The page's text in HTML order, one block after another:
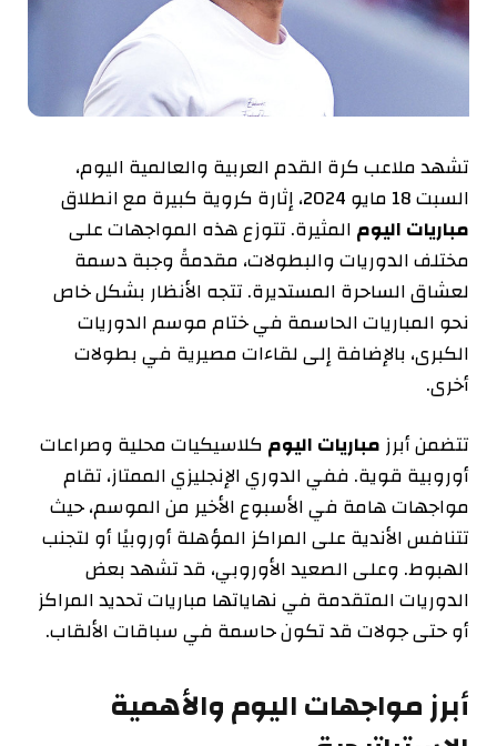
تشهد ملاعب كرة القدم العربية والعالمية اليوم،
السبت 18 مايو 2024، إثارة كروية كبيرة مع انطلاق
مباريات اليومالمثيرة. تتوزع هذه المواجهات على
مختلف الدوريات والبطولات، مقدمةً وجبة دسمة
لعشاق الساحرة المستديرة. تتجه الأنظار بشكل خاص
نحو المباريات الحاسمة في ختام موسم الدوريات
الكبرى، بالإضافة إلى لقاءات مصيرية في بطولات
أخرى.
تتضمن أبرزمباريات اليومكلاسيكيات محلية وصراعات
أوروبية قوية. ففي الدوري الإنجليزي الممتاز، تقام
مواجهات هامة في الأسبوع الأخير من الموسم، حيث
تتنافس الأندية على المراكز المؤهلة أوروبيًا أو لتجنب
الهبوط. وعلى الصعيد الأوروبي، قد تشهد بعض
الدوريات المتقدمة في نهاياتها مباريات تحديد المراكز
أو حتى جولات قد تكون حاسمة في سباقات الألقاب.
أبرز مواجهات اليوم والأهمية